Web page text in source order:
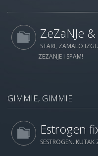
ZeZaNJe
STARI, ZAMALO
ZEZANJE I SPAM!
GIMMIE, GIMMIE
Estrogen
SESTROGEN.